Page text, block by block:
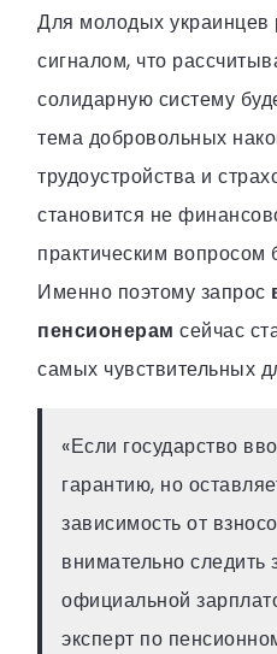
Для молодых
сигналом, что
солидарную систему
тема добровольных
трудоустройства и
становится не
практическим вопросом
Именно поэтому запрос
пенсионерам сейчас
самых чувствительных
«Если государство
гарантию, но
зависимость от
внимательно следить
официальной
эксперт по